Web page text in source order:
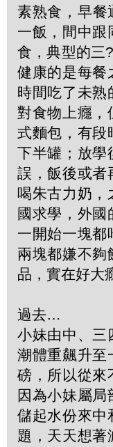
素熟食，早餐
一飯，間中跟
食，典型的三
健康的是每餐
時間吃了未熟
對食物上癮，
式麵包，有段
下半罐；放學
誤，飯後或者
喝朱古力奶，
國求學，外
一開始一塊都
兩塊都嫌不夠
品，實在好大
過去…
小妹由中、三
潮體重飆升至
磅，所以從來
因為小妹屬
儲起水份來中
題，天天想著